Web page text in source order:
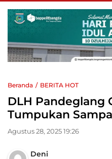
Beranda BERITA HOT
DLH Pandeglang
Tumpukan
Agustus 28, 2025 19:26
Deni